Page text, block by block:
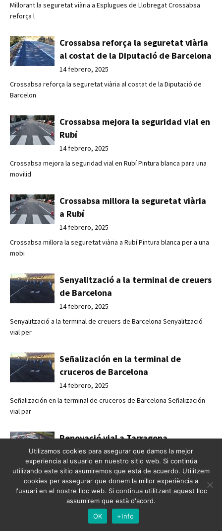
Millorant la seguretat viària a Esplugues de Llobregat Crossabsa
reforça l
Crossabsa reforça la seguretat viària
al costat de la Diputació de Barcelona
14 febrero, 2025
Crossabsa reforça la seguretat viària al costat de la Diputació de
Barcelon
Crossabsa mejora la seguridad vial en
Rubí
14 febrero, 2025
Crossabsa mejora la seguridad vial en Rubí Pintura blanca para una
movilid
Crossabsa millora la seguretat viària
a Rubí
14 febrero, 2025
Crossabsa millora la seguretat viària a Rubí Pintura blanca per a una
mobi
Senyalització a la terminal de creuers
de Barcelona
14 febrero, 2025
Senyalització a la terminal de creuers de Barcelona Senyalització
vial per
Señalización en la terminal de
cruceros de Barcelona
14 febrero, 2025
Señalización en la terminal de cruceros de Barcelona Señalización
vial par
Renovació vial a Tarragona
14 febrero, 2025
Renovació vial a Tarragona Descobreix com l'actualització de
senyals i el
Renovación vial en Tarragona
14 febrero, 2025
Utilizamos cookies para asegurar que damos la mejor
experiencia al usuario en nuestro sitio web. Si continúa
utilizando este sitio asumiremos que está de acuerdo. Utilitzem
cookies per assegurar que donem la millor experiència a
l'usuari en el nostre lloc web. Si continua utilitzant aquest lloc
assumirem que està d'acord.
OK
+Info